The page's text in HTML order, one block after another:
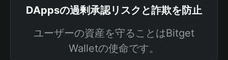
DAppsの過剰承認リスクと詐欺を防止
ユーザーの資産を守ることはBitget
Walletの使命です。